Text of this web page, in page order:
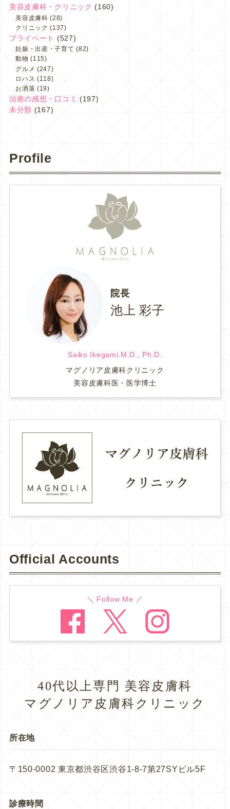
美容皮膚科・クリニック (160)
美容皮膚科 (28)
クリニック (137)
プライベート (527)
妊娠・出産・子育て (82)
動物 (115)
グルメ (247)
ロハス (118)
お洒落 (19)
治療の感想・口コミ
(197)
未分類 (167)
Profile
院長
池上 彩子
Saiko Ikegami.M.D., Ph.D.
マグノリア皮膚科クリニック
美容皮膚科医・医学博士
Official Accounts
＼ Follow Me ／
40代以上専門 美容皮膚科
マグノリア皮膚科クリニック
所在地
〒150-0002 東京都渋谷区渋谷1-8-7第27SYビル5F
診療時間